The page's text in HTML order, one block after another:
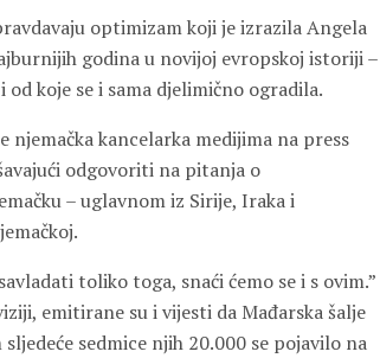
optimizam koji je izrazila Angela
godina u novijoj evropskoj istoriji –
koje se i sama djelimično ogradila.
njemačka kancelarka medijima na press
odgovoriti na pitanja o
– uglavnom iz Sirije, Iraka i
toliko toga, snaći ćemo se i s ovim.”
emitirane su i vijesti da Mađarska šalje
sedmice njih 20.000 se pojavilo na